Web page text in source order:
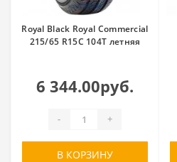
Royal Black Royal Commercial
215/65 R15C 104T летняя
6 344.00руб.
- +
В КОРЗИНУ